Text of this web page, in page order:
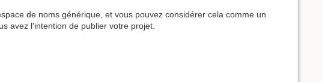
de noms générique, et vous pouvez considérer cela comme un
avez l'intention de publier votre projet.